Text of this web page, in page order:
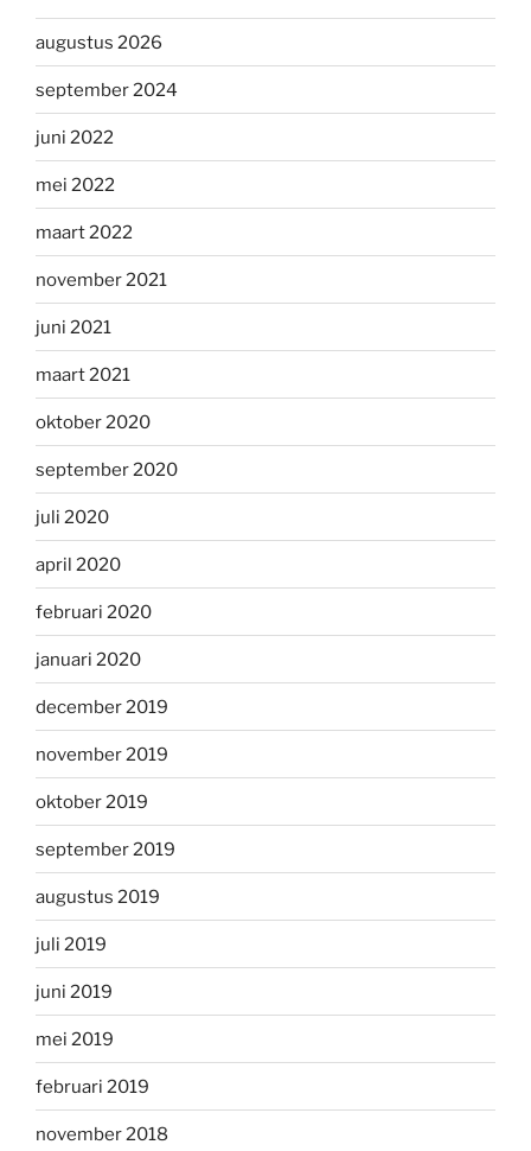
augustus 2026
september 2024
juni 2022
mei 2022
maart 2022
november 2021
juni 2021
maart 2021
oktober 2020
september 2020
juli 2020
april 2020
februari 2020
januari 2020
december 2019
november 2019
oktober 2019
september 2019
augustus 2019
juli 2019
juni 2019
mei 2019
februari 2019
november 2018